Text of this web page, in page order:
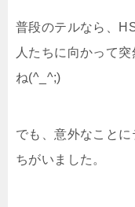
普段のテルなら、
人たちに向かって
ね(^_^;)
でも、意外なこと
ちがいました。